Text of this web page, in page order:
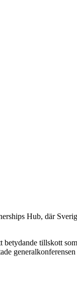
Hub, där
tillskott
generalkonferensen